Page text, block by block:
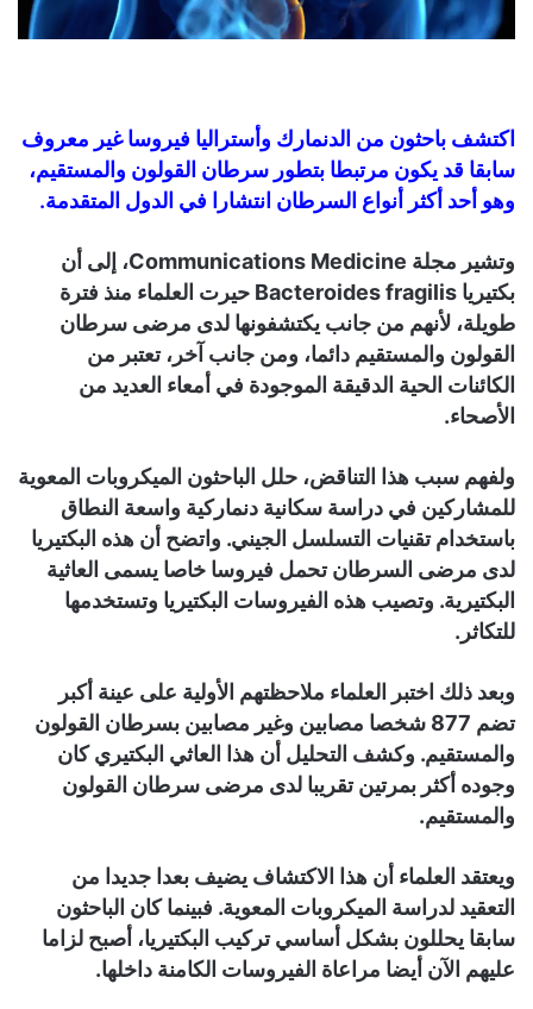
اكتشف باحثون من الدنمارك وأستراليا فيروسا غير معروف
سابقا قد يكون مرتبطا بتطور سرطان القولون والمستقيم،
وهو أحد أكثر أنواع السرطان انتشارا في الدول المتقدمة.
وتشير مجلة Communications Medicine، إلى أن
بكتيريا Bacteroides fragilis حيرت العلماء منذ فترة
طويلة، لأنهم من جانب يكتشفونها لدى مرضى سرطان
القولون والمستقيم دائما، ومن جانب آخر، تعتبر من
الكائنات الحية الدقيقة الموجودة في أمعاء العديد من
الأصحاء.
ولفهم سبب هذا التناقض، حلل الباحثون الميكروبات المعوية
للمشاركين في دراسة سكانية دنماركية واسعة النطاق
باستخدام تقنيات التسلسل الجيني. واتضح أن هذه البكتيريا
لدى مرضى السرطان تحمل فيروسا خاصا يسمى العاثية
البكتيرية. وتصيب هذه الفيروسات البكتيريا وتستخدمها
للتكاثر.
وبعد ذلك اختبر العلماء ملاحظتهم الأولية على عينة أكبر
تضم 877 شخصا مصابين وغير مصابين بسرطان القولون
والمستقيم. وكشف التحليل أن هذا العاثي البكتيري كان
وجوده أكثر بمرتين تقريبا لدى مرضى سرطان القولون
والمستقيم.
ويعتقد العلماء أن هذا الاكتشاف يضيف بعدا جديدا من
التعقيد لدراسة الميكروبات المعوية. فبينما كان الباحثون
سابقا يحللون بشكل أساسي تركيب البكتيريا، أصبح لزاما
عليهم الآن أيضا مراعاة الفيروسات الكامنة داخلها.